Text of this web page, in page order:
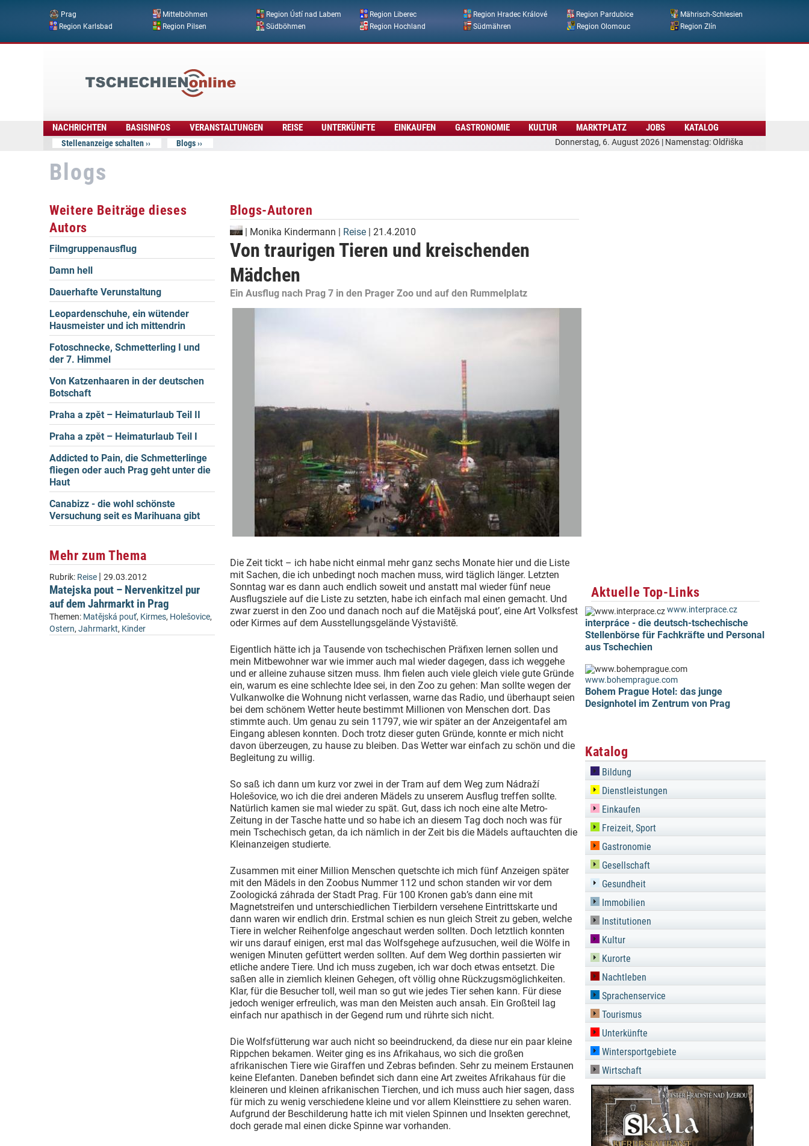
Direkt zum Inhalt
Prag Mittelböhmen Region Ústí nad Labem Region Liberec Region Hradec Králové Region Pardubice
Mährisch-Schlesien
Region Karlsbad
Region Pilsen Südböhmen Region Hochland Südmähren Region Olomouc Region Zlín
Donnerstag, 6. August 2026 | Namenstag: Oldřiška
Online
NACHRICHTEN BASISINFOS VERANSTALTUNGEN REISE UNTERKÜNFTE EINKAUFEN GASTRONOMIE KULTUR MARKTPLATZ JOBS KATALOG
Stellenanzeige schalten Blogs
Blogs
Weitere Beiträge dieses
Autors
Filmgruppenausflug
Damn hell
Dauerhafte Verunstaltung
Leopardenschuhe, ein wütender
Hausmeister und ich mittendrin
Fotoschnecke, Schmetterling I und
der 7. Himmel
Von Katzenhaaren in der deutschen
Botschaft
Praha a zpět – Heimaturlaub Teil II
Praha a zpět – Heimaturlaub Teil I
Addicted to Pain, die Schmetterlinge
fliegen oder auch Prag geht unter die
Haut
Canabizz - die wohl schönste
Versuchung seit es Marihuana gibt
Mehr zum Thema
Rubrik: Reise | 29.03.2012
Matejska pout – Nervenkitzel pur
auf dem Jahrmarkt in Prag
Themen: Matějská pouť, Kirmes, Holešovice,
Ostern, Jahrmarkt, Kinder
Blogs-Autoren
| Monika Kindermann | Reise | 21.4.2010
Von traurigen Tieren und kreischenden
Mädchen
Ein Ausflug nach Prag 7 in den Prager Zoo und auf den Rummelplatz
Die Zeit tickt – ich habe nicht einmal mehr ganz sechs Monate hier und die Liste
mit Sachen, die ich unbedingt noch machen muss, wird täglich länger. Letzten
Sonntag war es dann auch endlich soweit und anstatt mal wieder fünf neue
Ausflugsziele auf die Liste zu setzten, habe ich einfach mal einen gemacht. Und
zwar zuerst in den Zoo und danach noch auf die Matĕjská pout’, eine Art Volksfest
oder Kirmes auf dem Ausstellungsgelände Výstavištĕ.
Eigentlich hätte ich ja Tausende von tschechischen Präfixen lernen sollen und
mein Mitbewohner war wie immer auch mal wieder dagegen, dass ich weggehe
und er alleine zuhause sitzen muss. Ihm fielen auch viele gleich viele gute Gründe
ein, warum es eine schlechte Idee sei, in den Zoo zu gehen: Man sollte wegen der
Vulkanwolke die Wohnung nicht verlassen, warne das Radio, und überhaupt seien
bei dem schönem Wetter heute bestimmt Millionen von Menschen dort. Das
stimmte auch. Um genau zu sein 11797, wie wir später an der Anzeigentafel am
Eingang ablesen konnten. Doch trotz dieser guten Gründe, konnte er mich nicht
davon überzeugen, zu hause zu bleiben. Das Wetter war einfach zu schön und die
Begleitung zu willig.
So saß ich dann um kurz vor zwei in der Tram auf dem Weg zum Nádraží
Holešovice, wo ich die drei anderen Mädels zu unserem Ausflug treffen sollte.
Natürlich kamen sie mal wieder zu spät. Gut, dass ich noch eine alte Metro-
Zeitung in der Tasche hatte und so habe ich an diesem Tag doch noch was für
mein Tschechisch getan, da ich nämlich in der Zeit bis die Mädels auftauchten die
Kleinanzeigen studierte.
Zusammen mit einer Million Menschen quetschte ich mich fünf Anzeigen später
mit den Mädels in den Zoobus Nummer 112 und schon standen wir vor dem
Zoologická záhrada der Stadt Prag. Für 100 Kronen gab’s dann eine mit
Magnetstreifen und unterschiedlichen Tierbildern versehene Eintrittskarte und
dann waren wir endlich drin. Erstmal schien es nun gleich Streit zu geben, welche
Tiere in welcher Reihenfolge angeschaut werden sollten. Doch letztlich konnten
wir uns darauf einigen, erst mal das Wolfsgehege aufzusuchen, weil die Wölfe in
wenigen Minuten gefüttert werden sollten. Auf dem Weg dorthin passierten wir
etliche andere Tiere. Und ich muss zugeben, ich war doch etwas entsetzt. Die
saßen alle in ziemlich kleinen Gehegen, oft völlig ohne Rückzugsmöglichkeiten.
Klar, für die Besucher toll, weil man so gut wie jedes Tier sehen kann. Für diese
jedoch weniger erfreulich, was man den Meisten auch ansah. Ein Großteil lag
einfach nur apathisch in der Gegend rum und rührte sich nicht.
Die Wolfsfütterung war auch nicht so beeindruckend, da diese nur ein paar kleine
Rippchen bekamen. Weiter ging es ins Afrikahaus, wo sich die großen
afrikanischen Tiere wie Giraffen und Zebras befinden. Sehr zu meinem Erstaunen
keine Elefanten. Daneben befindet sich dann eine Art zweites Afrikahaus für die
kleineren und kleinen afrikanischen Tierchen, und ich muss auch hier sagen, dass
für mich zu wenig verschiedene kleine und vor allem Kleinsttiere zu sehen waren.
Aufgrund der Beschilderung hatte ich mit vielen Spinnen und Insekten gerechnet,
doch gerade mal einen dicke Spinne war vorhanden.
Aktuelle Top-Links
www.interprace.cz
interpráce - die deutsch-tschechische
Stellenbörse für Fachkräfte und Personal
aus Tschechien
www.bohemprague.com
Bohem Prague Hotel: das junge
Designhotel im Zentrum von Prag
Katalog
Bildung
Dienstleistungen
Einkaufen
Freizeit, Sport
Gastronomie
Gesellschaft
Gesundheit
Immobilien
Institutionen
Kultur
Kurorte
Nachtleben
Sprachenservice
Tourismus
Unterkünfte
Wintersportgebiete
Wirtschaft